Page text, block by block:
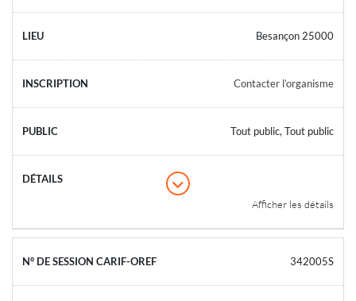
Besançon 25000
Contacter l’organisme
Tout public, Tout public
Afficher les détails
342005S